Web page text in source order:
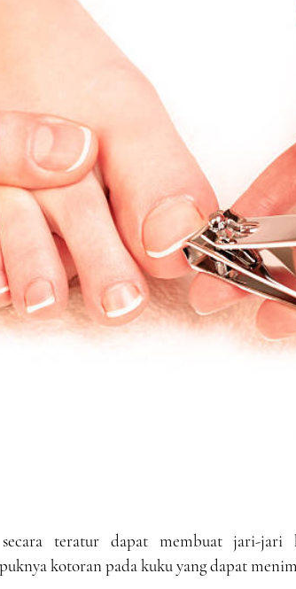
secara teratur dapat membuat jari-
kotoran pada kuku yang dapat